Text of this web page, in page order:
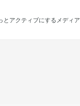
とアクティブにするメディア